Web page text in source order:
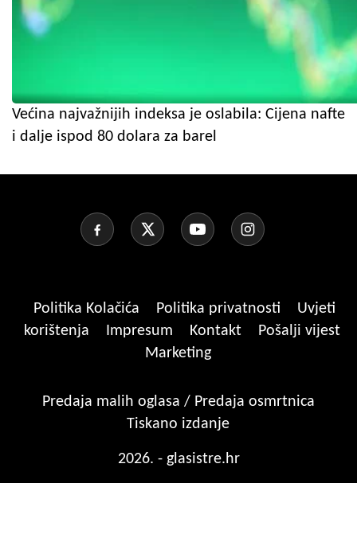
Većina najvažnijih indeksa je oslabila: Cijena nafte
i dalje ispod 80 dolara za barel
Politika Kolačića Politika privatnosti
Uvjeti
korištenja
Impresum Kontakt
Pošalji vijest
Marketing
Predaja malih oglasa / Predaja osmrtnica
Tiskano izdanje
2026. - glasistre.hr